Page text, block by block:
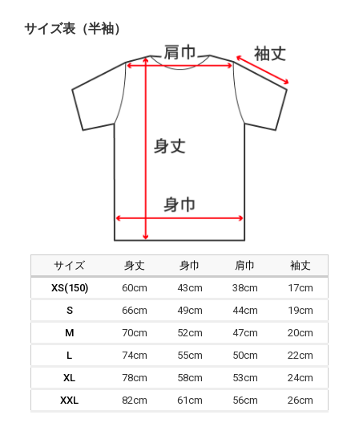
サイズ表（半袖）
サイズ 身丈 身巾 肩巾
袖丈
XS(150)
60cm 43cm 38cm
17cm
S
66cm 49cm 44cm
19cm
M
70cm 52cm 47cm
20cm
L
74cm 55cm 50cm
22cm
XL
78cm 58cm 53cm
24cm
XXL
82cm 61cm 56cm 26cm